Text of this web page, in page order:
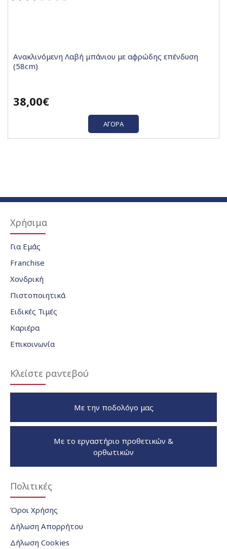
Ανακλινόμενη Λαβή μπάνιου με αφρώδης επένδυση
(58cm)
38,00€
ΑΓΟΡΆ
Χρήσιμα
Για Εμάς
Franchise
Χονδρική
Πιστοποιητικά
Ειδικές Τιμές
Καριέρα
Επικοινωνία
Κλείστε ραντεβού
Με την ποδολόγο μας
Με το εργαστήριο προθετικών &
ορθωτικών
Πολιτικές
Όροι Χρήσης
Δήλωση Απορρήτου
Δήλωση Cookies